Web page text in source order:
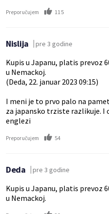
Preporučujem 115
Nislija pre 3 godine
Kupis u Japanu, platis prevoz
u Nemackoj.
(Deda, 22. januar 2023 09:15)
I meni je to prvo palo na
za japansko trziste razlikuje. I
englezi
Preporučujem 54
Deda pre 3 godine
Kupis u Japanu, platis prevoz
u Nemackoj.